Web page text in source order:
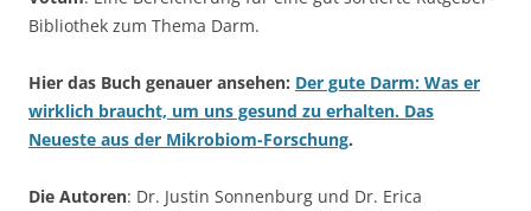
Bibliothek zum Thema Darm.
Hier das Buch genauer ansehen: Der gute Darm: Was er
wirklich braucht, um uns gesund zu erhalten. Das
Neueste aus der Mikrobiom-Forschung.
Die Autoren: Dr. Justin Sonnenburg und Dr. Erica